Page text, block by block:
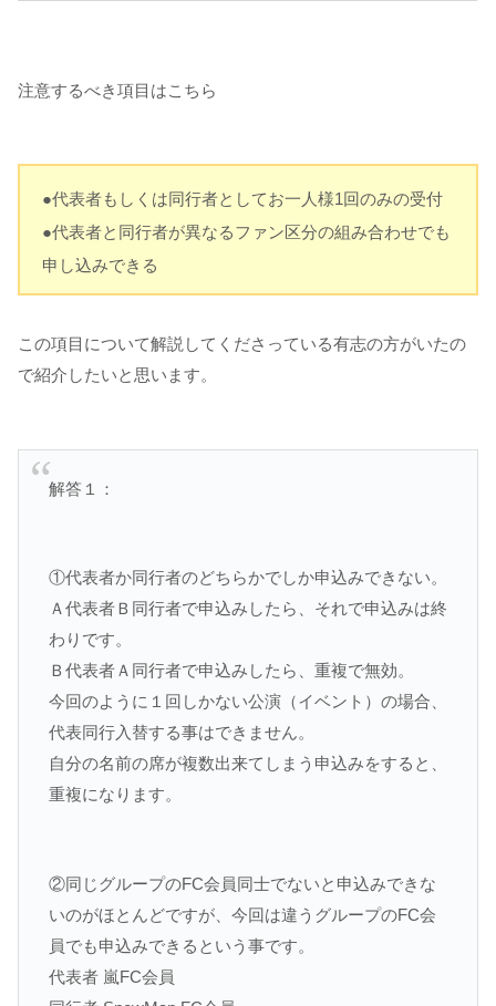
注意するべき項目はこちら
●代表者もしくは同行者としてお一人様1回のみの受付
●代表者と同行者が異なるファン区分の組み合わせでも
申し込みできる
この項目について解説してくださっている有志の方がいたの
で紹介したいと思います。
解答１：
①代表者か同行者のどちらかでしか申込みできない。
Ａ代表者Ｂ同行者で申込みしたら、それで申込みは終
わりです。
Ｂ代表者Ａ同行者で申込みしたら、重複で無効。
今回のように１回しかない公演（イベント）の場合、
代表同行入替する事はできません。
自分の名前の席が複数出来てしまう申込みをすると、
重複になります。
②同じグループのFC会員同士でないと申込みできな
いのがほとんどですが、今回は違うグループのFC会
員でも申込みできるという事です。
代表者 嵐FC会員